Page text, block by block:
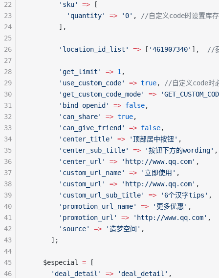
        'sku'
=> [
          'quantity'
=> '0' ,
//自定义code时设置库
        ],
        'location_id_list'
=> [ '461907340' ], //
        'get_limit'
=> 1 ,
        'use_custom_code'
=> true,
//自定义code时
        'get_custom_code_mode'
=>
        'bind_openid'
=> false,
        'can_share'
=> true,
        'can_give_friend'
=> false,
        'center_title'
=> '顶部居中按钮' ,
        'center_sub_title'
=> '按钮下方的wording' ,
        'center_url'
=> 'http://www.qq.com' ,
        'custom_url_name'
=> '立即使用' ,
        'custom_url'
=> 'http://www.qq.com' ,
        'custom_url_sub_title'
=> '6个汉字tips' ,
        'promotion_url_name'
=> '更多优惠' ,
        'promotion_url'
=> 'http://www.qq.com' ,
        'source'
=> '造梦空间' ,
      ];
    $especial
= [
      'deal_detail'
=> 'deal_detail' ,
22
23
24
25
26
27
28
29
30
31
32
33
34
35
36
37
38
39
40
41
42
43
44
45
46